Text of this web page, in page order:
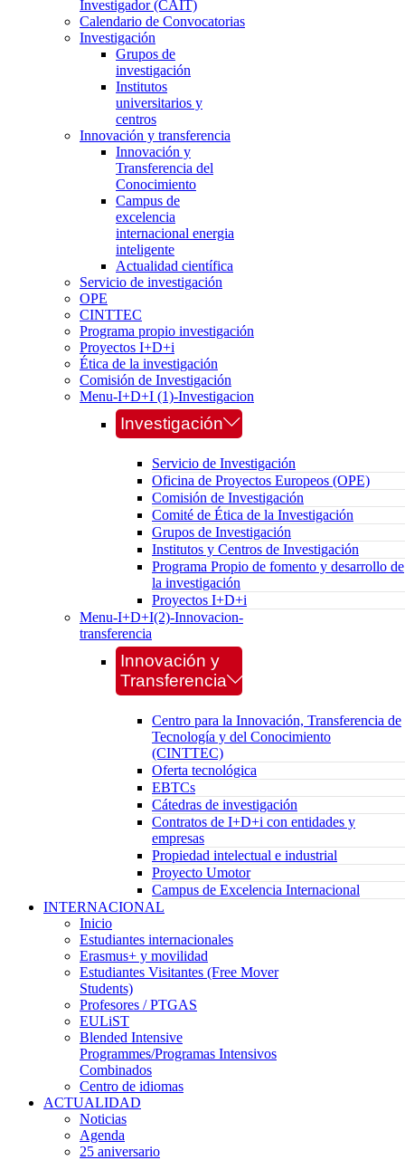
Investigador (CAIT)
Calendario de Convocatorias
Investigación
Grupos de
investigación
Institutos
universitarios y
centros
Innovación y transferencia
Innovación y
Transferencia del
Conocimiento
Campus de
excelencia
internacional energia
inteligente
Actualidad científica
Servicio de investigación
OPE
CINTTEC
Programa propio investigación
Proyectos I+D+i
Ética de la investigación
Comisión de Investigación
Menu-I+D+I (1)-Investigacion
Investigación
Servicio de Investigación
Oficina de Proyectos Europeos (OPE)
Comisión de Investigación
Comité de Ética de la Investigación
Grupos de Investigación
Institutos y Centros de Investigación
Programa Propio de fomento y desarrollo de
la investigación
Proyectos I+D+i
Menu-I+D+I(2)-Innovacion-
transferencia
Innovación y
Transferencia
Centro para la Innovación, Transferencia de
Tecnología y del Conocimiento
(CINTTEC)
Oferta tecnológica
EBTCs
Cátedras de investigación
Contratos de I+D+i con entidades y
empresas
Propiedad intelectual e industrial
Proyecto Umotor
Campus de Excelencia Internacional
INTERNACIONAL
Inicio
Estudiantes internacionales
Erasmus+ y movilidad
Estudiantes Visitantes (Free Mover
Students)
Profesores / PTGAS
EULiST
Blended Intensive
Programmes/Programas Intensivos
Combinados
Centro de idiomas
ACTUALIDAD
Noticias
Agenda
25 aniversario